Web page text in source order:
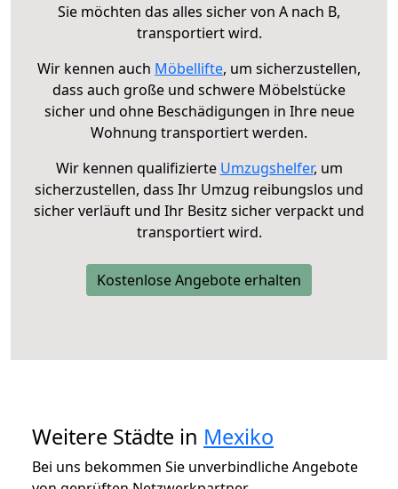
Sie möchten das alles sicher von A nach B,
transportiert wird.
Wir kennen auch Möbellifte, um sicherzustellen,
dass auch große und schwere Möbelstücke
sicher und ohne Beschädigungen in Ihre neue
Wohnung transportiert werden.
Wir kennen qualifizierte Umzugshelfer, um
sicherzustellen, dass Ihr Umzug reibungslos und
sicher verläuft und Ihr Besitz sicher verpackt und
transportiert wird.
Kostenlose Angebote erhalten
Weitere Städte in Mexiko
Bei uns bekommen Sie unverbindliche Angebote